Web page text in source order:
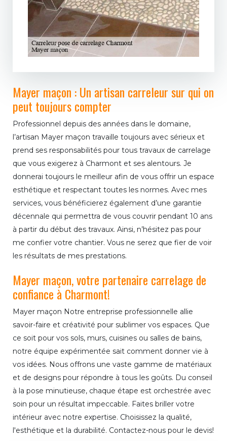
Mayer maçon : Un artisan carreleur sur qui on
peut toujours compter
Professionnel depuis des années dans le domaine,
l’artisan Mayer maçon travaille toujours avec sérieux et
prend ses responsabilités pour tous travaux de carrelage
que vous exigerez à Charmont et ses alentours. Je
donnerai toujours le meilleur afin de vous offrir un espace
esthétique et respectant toutes les normes. Avec mes
services, vous bénéficierez également d’une garantie
décennale qui permettra de vous couvrir pendant 10 ans
à partir du début des travaux. Ainsi, n’hésitez pas pour
me confier votre chantier. Vous ne serez que fier de voir
les résultats de mes prestations.
Mayer maçon, votre partenaire carrelage de
confiance à Charmont!
Mayer maçon Notre entreprise professionnelle allie
savoir-faire et créativité pour sublimer vos espaces. Que
ce soit pour vos sols, murs, cuisines ou salles de bains,
notre équipe expérimentée sait comment donner vie à
vos idées. Nous offrons une vaste gamme de matériaux
et de designs pour répondre à tous les goûts. Du conseil
à la pose minutieuse, chaque étape est orchestrée avec
soin pour un résultat impeccable. Faites briller votre
intérieur avec notre expertise. Choisissez la qualité,
l'esthétique et la durabilité. Contactez-nous pour le devis!